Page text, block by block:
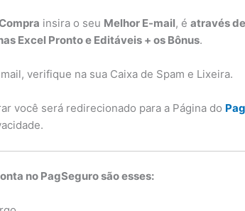
insira o seu Melhor E-mail, é através
Excel Pronto e Editáveis + os Bônus.
verifique na sua Caixa de Spam e Lixeira.
você será redirecionado para a Página do
no PagSeguro são esses: